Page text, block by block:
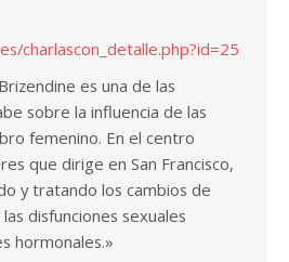
charlascon_detalle.php?id=25
es una de las
sobre la influencia de las
femenino. En el centro
que dirige en San Francisco,
y tratando los cambios de
disfunciones sexuales
hormonales.»